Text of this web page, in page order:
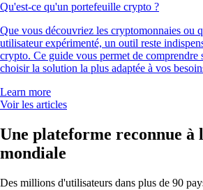
Qu'est-ce qu'un portefeuille crypto ?
Que vous découvriez les cryptomonnaies ou
utilisateur expérimenté, un outil reste
crypto. Ce guide vous permet de comprendre
choisir la solution la plus adaptée à vos
Learn more
Voir les articles
Une plateforme reconnue à
mondiale
Des millions d'utilisateurs dans plus de 90